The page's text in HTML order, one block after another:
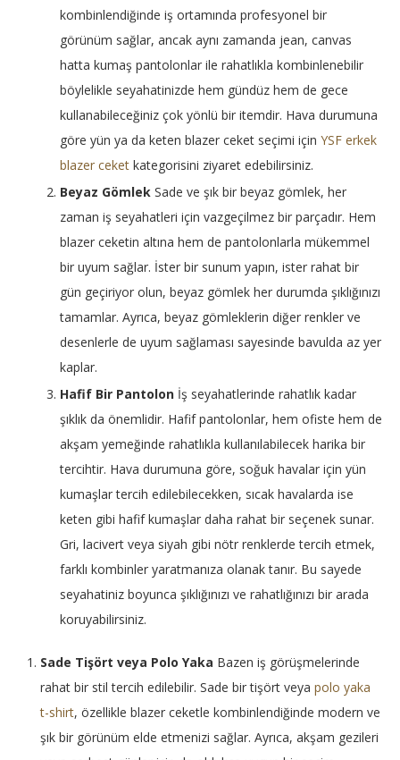
kombinlendiğinde iş ortamında profesyonel bir
görünüm sağlar, ancak aynı zamanda jean, canvas
hatta kumaş pantolonlar ile rahatlıkla kombinlenebilir
böylelikle seyahatinizde hem gündüz hem de gece
kullanabileceğiniz çok yönlü bir itemdir. Hava durumuna
göre yün ya da keten blazer ceket seçimi için YSF erkek
blazer ceket kategorisini ziyaret edebilirsiniz.
Beyaz Gömlek Sade ve şık bir beyaz gömlek, her
zaman iş seyahatleri için vazgeçilmez bir parçadır. Hem
blazer ceketin altına hem de pantolonlarla mükemmel
bir uyum sağlar. İster bir sunum yapın, ister rahat bir
gün geçiriyor olun, beyaz gömlek her durumda şıklığınızı
tamamlar. Ayrıca, beyaz gömleklerin diğer renkler ve
desenlerle de uyum sağlaması sayesinde bavulda az yer
kaplar.
Hafif Bir Pantolon İş seyahatlerinde rahatlık kadar
şıklık da önemlidir. Hafif pantolonlar, hem ofiste hem de
akşam yemeğinde rahatlıkla kullanılabilecek harika bir
tercihtir. Hava durumuna göre, soğuk havalar için yün
kumaşlar tercih edilebilecekken, sıcak havalarda ise
keten gibi hafif kumaşlar daha rahat bir seçenek sunar.
Gri, lacivert veya siyah gibi nötr renklerde tercih etmek,
farklı kombinler yaratmanıza olanak tanır. Bu sayede
seyahatiniz boyunca şıklığınızı ve rahatlığınızı bir arada
koruyabilirsiniz.
Sade Tişört veya Polo Yaka Bazen iş görüşmelerinde
rahat bir stil tercih edilebilir. Sade bir tişört veya polo yaka
t-shirt, özellikle blazer ceketle kombinlendiğinde modern ve
şık bir görünüm elde etmenizi sağlar. Ayrıca, akşam gezileri